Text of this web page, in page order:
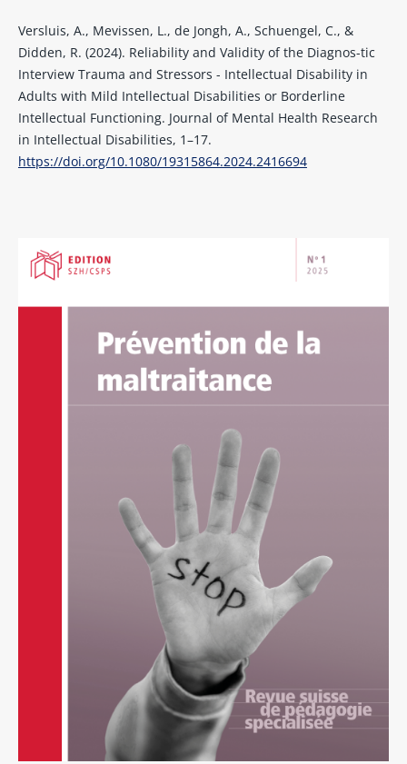
Versluis, A., Mevissen, L., de Jongh, A., Schuengel, C., &
Didden, R. (2024). Reliability and Validity of the Diagnos-tic
Interview Trauma and Stressors - Intellectual Disability in
Adults with Mild Intellectual Disabilities or Borderline
Intellectual Functioning. Journal of Mental Health Research
in Intellectual Disabilities, 1–17.
https://doi.org/10.1080/19315864.2024.2416694